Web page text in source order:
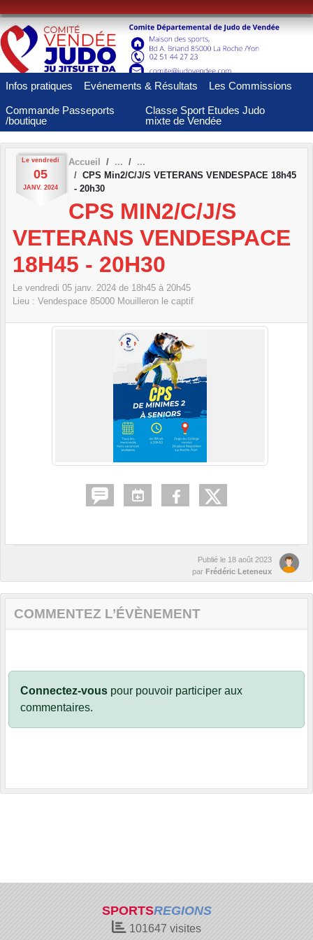
Infos pratiques Evénements & Résultats Les Commissions
Commande Passeports
/boutique
Classe Sport Etudes Judo
mixte de Vendée
Le vendredi
05
JANV. 2024
Accueil
CPS Min2/C/J/S VETERANS VENDESPACE 18h45
- 20h30
CPS MIN2/C/J/S
VETERANS VENDESPACE
18H45 - 20H30
Le vendredi 05 janv. 2024 de 18h45 à 20h45
Lieu : Vendespace 85000 Mouilleron le captif
Publié le 18 août 2023
par Frédéric Leteneux
COMMENTEZ L’ÉVÈNEMENT
Connectez-vous pour pouvoir participer aux
commentaires.
SPORTSREGIONS
101647 visites